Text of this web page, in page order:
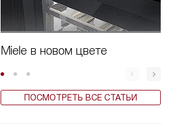
Miele в новом цвете
ПОСМОТРЕТЬ ВСЕ СТАТЬИ